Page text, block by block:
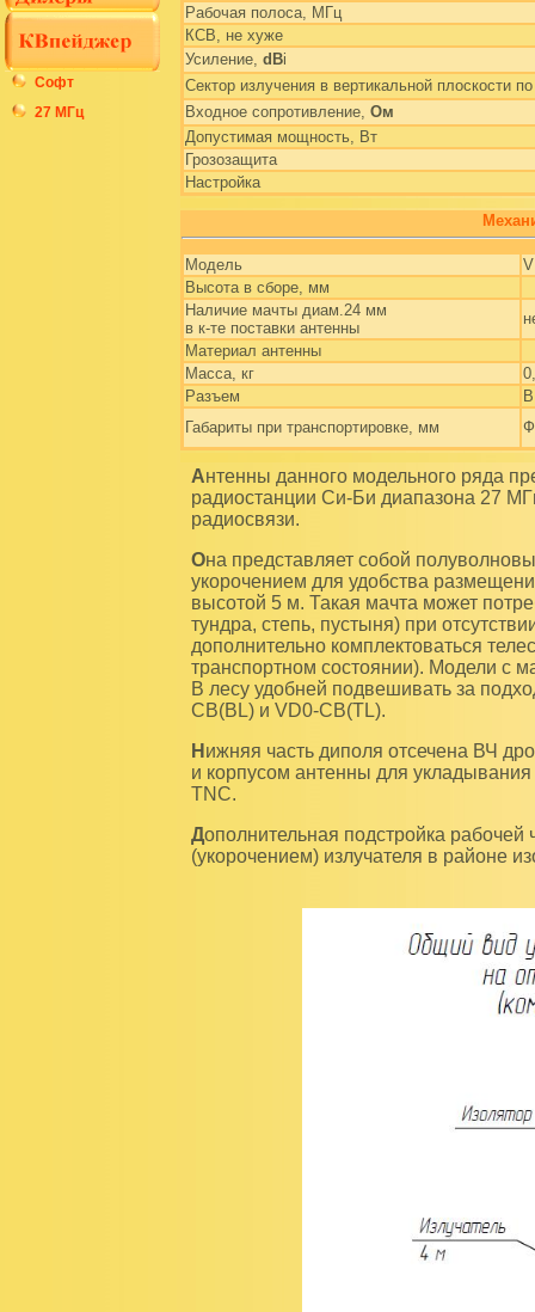
Софт
27 МГц
Рабочая полоса, МГц
КСВ, не хуже
Усиление, dBi
Сектор излучения в вертикальной плоскости
Входное сопротивление, Ом
Допустимая мощность, Вт
Грозозащита
Настройка
Модель
Высота в сборе, мм
Наличие мачты диам.24 мм
в к-те поставки антенны
Материал антенны
Масса, кг
Разъем
Габариты при транспортировке, мм
Антенны данного модельного ряда предназначены для работы в составе портативной
радиостанции Си-Би диапазона 27
радиосвязи.
Она представляет собой полуволновый вертикальный диполь с небольшим электрическим
укорочением для удобства
высотой 5 м. Такая мачта может
тундра, степь, пустыня) при
дополнительно комплектоваться
транспортном состоянии). Модели с
В лесу удобней подвешивать за
CB(BL) и VD0-CB(TL).
Нижняя часть диполя отсечена ВЧ дросселем от фидера снижения. Каркас дросселя служит
и корпусом антенны для
TNC.
Дополнительная подстройка рабочей частоты может производиться удлинением
(укорочением) излучателя в районе